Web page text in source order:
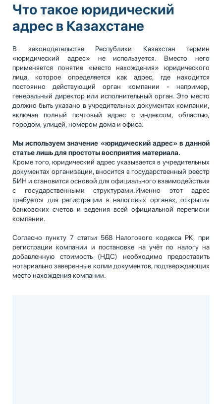
Что такое юридический
адрес в Казахстане
В законодательстве Республики Казахстан термин
«юридический адрес» не используется. Вместо него
применяется понятие «место нахождения» юридического
лица, которое определяется как адрес, где находится
постоянно действующий орган компании - например,
генеральный директор или исполнительный орган. Это место
должно быть указано в учредительных документах компании,
включая полный почтовый адрес с индексом, областью,
городом, улицей, номером дома и офиса.
Мы используем значение «юридический адрес» в данной
статье лишь для простоты восприятия материала.
Кроме того, юридический адрес указывается в учредительных
документах организации, вносится в государственный реестр
БИН и становится основой для официального взаимодействия
с государственными структурами.Именно этот адрес
требуется для регистрации в налоговых органах, открытия
банковских счетов и ведения всей официальной переписки
компании.
Согласно пункту 7 статьи 568 Налогового кодекса РК, при
регистрации компании и постановке на учёт по налогу на
добавленную стоимость (НДС) необходимо предоставить
нотариально заверенные копии документов, подтверждающих
место нахождения компании.